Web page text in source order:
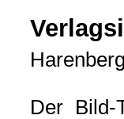
Der Bild-